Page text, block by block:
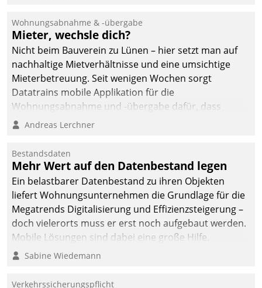
und Beschwerde-Management einen eigenen Kanal
ein.
Wohnungsabnahme & -übergabe
Mieter, wechsle dich?
Nicht beim Bauverein zu Lünen – hier setzt man auf
nachhaltige Mietverhältnisse und eine umsichtige
Mieterbetreuung. Seit wenigen Wochen sorgt
Datatrains mobile Applikation für die
Wohnungsabnahme und -übergabe dafür, dass
Mieter wohlgeordnet kommen und, so es sein muss,
Andreas Lerchner
Bestandsdaten
Mehr Wert auf den Datenbestand legen
Ein belastbarer Datenbestand zu ihren Objekten
liefert Wohnungsunternehmen die Grundlage für die
Megatrends Digitalisierung und Effizienzsteigerung –
doch vielerorts muss er erst noch aufgebaut werden.
Mobile Lösungen sind dabei eine große Hilfe.
Sabine Wiedemann
Verkehrssicherungspflicht